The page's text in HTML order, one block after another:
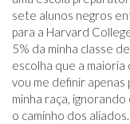
sete alunos negros
para a Harvard
5% da minha classe
escolha que a
vou me definir apenas
minha raça,
o caminho dos aliados.